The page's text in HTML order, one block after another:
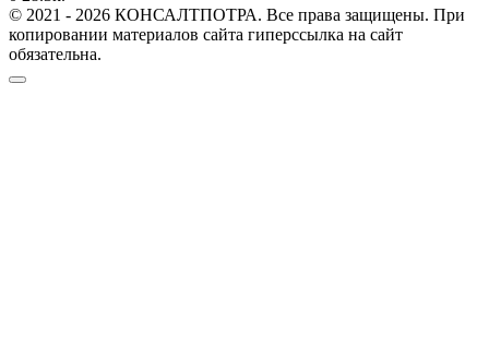
© 2021 - 2026 КОНСАЛТПОТРА. Все права защищены. При
копировании материалов сайта гиперссылка на сайт
обязательна.